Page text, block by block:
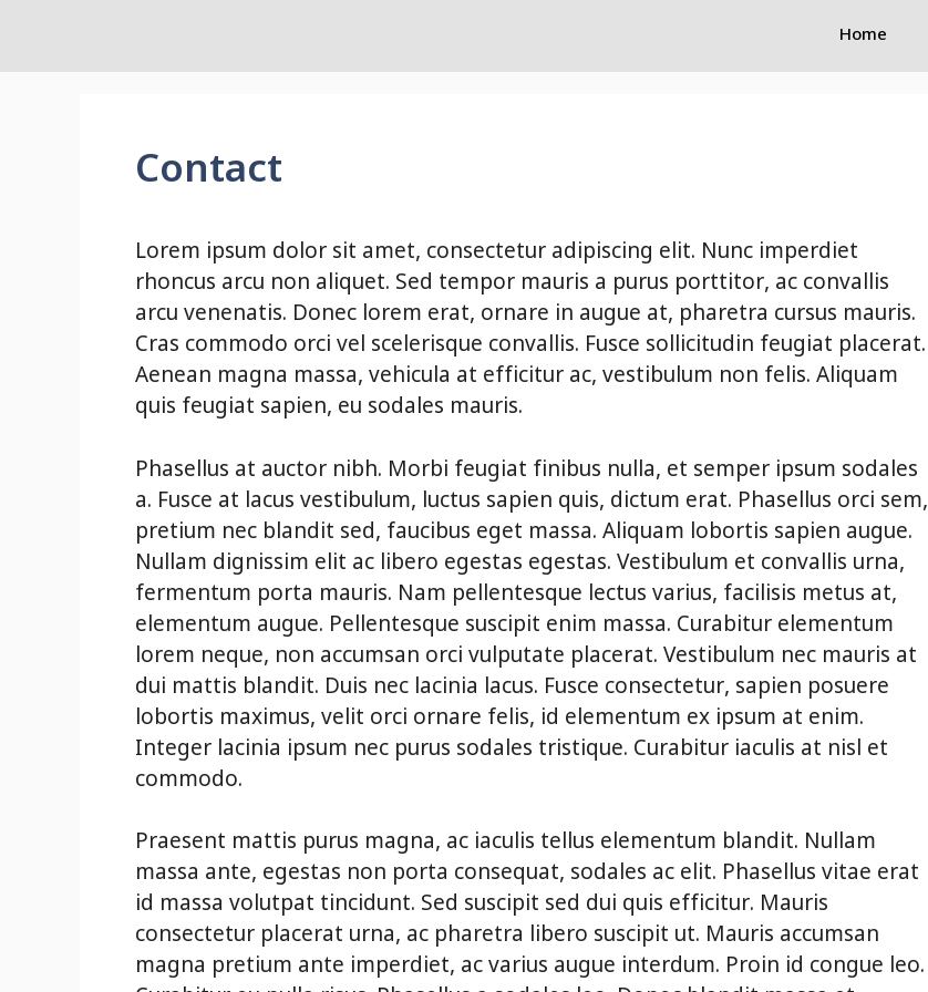
Home
Contact
Lorem ipsum dolor sit amet, consectetur adipiscing elit. Nunc imperdiet
rhoncus arcu non aliquet. Sed tempor mauris a purus porttitor, ac convallis
arcu venenatis. Donec lorem erat, ornare in augue at, pharetra cursus mauris.
Cras commodo orci vel scelerisque convallis. Fusce sollicitudin feugiat placerat.
Aenean magna massa, vehicula at efficitur ac, vestibulum non felis. Aliquam
quis feugiat sapien, eu sodales mauris.
Phasellus at auctor nibh. Morbi feugiat finibus nulla, et semper ipsum sodales
a. Fusce at lacus vestibulum, luctus sapien quis, dictum erat. Phasellus orci sem,
pretium nec blandit sed, faucibus eget massa. Aliquam lobortis sapien augue.
Nullam dignissim elit ac libero egestas egestas. Vestibulum et convallis urna,
fermentum porta mauris. Nam pellentesque lectus varius, facilisis metus at,
elementum augue. Pellentesque suscipit enim massa. Curabitur elementum
lorem neque, non accumsan orci vulputate placerat. Vestibulum nec mauris at
dui mattis blandit. Duis nec lacinia lacus. Fusce consectetur, sapien posuere
lobortis maximus, velit orci ornare felis, id elementum ex ipsum at enim.
Integer lacinia ipsum nec purus sodales tristique. Curabitur iaculis at nisl et
commodo.
Praesent mattis purus magna, ac iaculis tellus elementum blandit. Nullam
massa ante, egestas non porta consequat, sodales ac elit. Phasellus vitae erat
id massa volutpat tincidunt. Sed suscipit sed dui quis efficitur. Mauris
consectetur placerat urna, ac pharetra libero suscipit ut. Mauris accumsan
magna pretium ante imperdiet, ac varius augue interdum. Proin id congue leo.